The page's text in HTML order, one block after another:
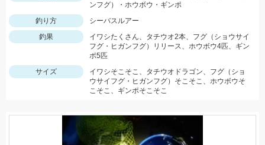
ンフグ）・ホウボウ・ギンポ
釣り方
シーバスルアー
釣果
イワシたくさん、タチウオ2本、フグ（ショウサイ
フグ・ヒガンフグ）リリース、ホウボウ4匹、ギン
ポ5匹
サイズ
イワシそこそこ、タチウオドラゴン、フグ（ショ
ウサイフグ・ヒガンフグ）そこそこ、ホウボウそ
こそこ、ギンポそこそこ